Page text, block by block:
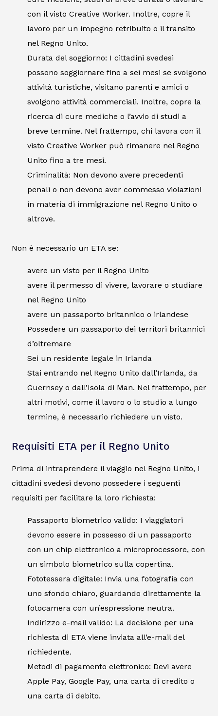
con il visto Creative Worker. Inoltre, copre il
lavoro per un impegno retribuito o il transito
nel Regno Unito.
Durata del soggiorno: I cittadini svedesi
possono soggiornare fino a sei mesi se svolgono
attività turistiche, visitano parenti e amici o
svolgono attività commerciali. Inoltre, copre la
ricerca di cure mediche o l’avvio di studi a
breve termine. Nel frattempo, chi lavora con il
visto Creative Worker può rimanere nel Regno
Unito fino a tre mesi.
Criminalità: Non devono avere precedenti
penali o non devono aver commesso violazioni
in materia di immigrazione nel Regno Unito o
altrove.
Non è necessario un ETA se:
avere un visto per il Regno Unito
avere il permesso di vivere, lavorare o studiare
nel Regno Unito
avere un passaporto britannico o irlandese
Possedere un passaporto dei territori britannici
d’oltremare
Sei un residente legale in Irlanda
Stai entrando nel Regno Unito dall’Irlanda, da
Guernsey o dall’Isola di Man. Nel frattempo, per
altri motivi, come il lavoro o lo studio a lungo
termine, è necessario richiedere un visto.
Requisiti ETA per il Regno Unito
Prima di intraprendere il viaggio nel Regno Unito, i
cittadini svedesi devono possedere i seguenti
requisiti per facilitare la loro richiesta:
Passaporto biometrico valido: I viaggiatori
devono essere in possesso di un passaporto
con un chip elettronico a microprocessore, con
un simbolo biometrico sulla copertina.
Fototessera digitale: Invia una fotografia con
uno sfondo chiaro, guardando direttamente la
fotocamera con un’espressione neutra.
Indirizzo e-mail valido: La decisione per una
richiesta di ETA viene inviata all’e-mail del
richiedente.
Metodi di pagamento elettronico: Devi avere
Apple Pay, Google Pay, una carta di credito o
una carta di debito.